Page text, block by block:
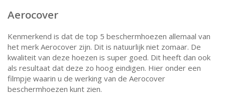
Aerocover
Kenmerkend is dat de top 5 beschermhoezen allemaal van
het merk Aerocover zijn. Dit is natuurlijk niet zomaar. De
kwaliteit van deze hoezen is super goed. Dit heeft dan ook
als resultaat dat deze zo hoog eindigen. Hier onder een
filmpje waarin u de werking van de Aerocover
beschermhoezen kunt zien.